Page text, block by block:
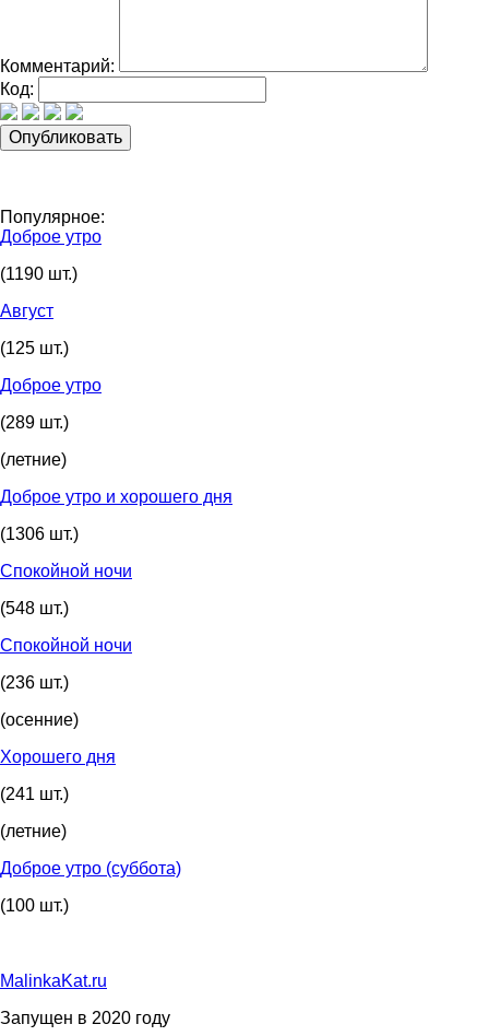
Комментарий:
Код:
Популярное:
Доброе утро
(1190 шт.)
Август
(125 шт.)
Доброе утро
(289 шт.)
(летние)
Доброе утро и хорошего дня
(1306 шт.)
Спокойной ночи
(548 шт.)
Спокойной ночи
(236 шт.)
(осенние)
Хорошего дня
(241 шт.)
(летние)
Доброе утро (суббота)
(100 шт.)
MalinkaKat.ru
Запущен в 2020 году